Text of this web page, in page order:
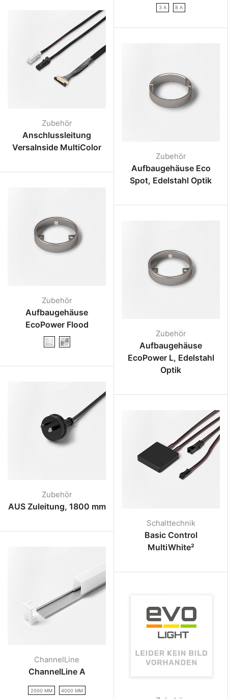
3 A 8 A
Zubehör
Anschlussleitung
VersaInside MultiColor
Zubehör
Aufbaugehäuse Eco
Spot, Edelstahl Optik
Zubehör
Aufbaugehäuse
EcoPower Flood
Zubehör
Aufbaugehäuse
EcoPower L, Edelstahl
Optik
Zubehör
AUS Zuleitung, 1800 mm
Schalttechnik
Basic Control
MultiWhite²
ChannelLine
ChannelLine A
2000 MM 4000 MM